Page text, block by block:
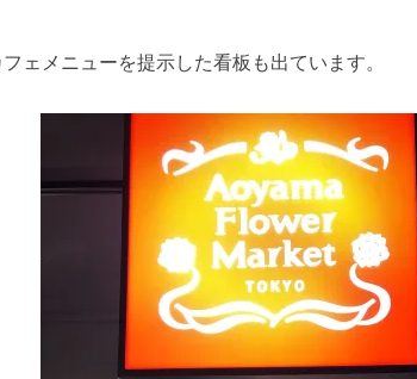
ェメニューを提示した看板も出ています。